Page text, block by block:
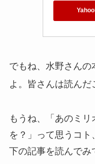
でもね、水野さん
よ。皆さんは読んだ
もうね、「あのミ
を？」って思うコト
下の記事を読んでみ